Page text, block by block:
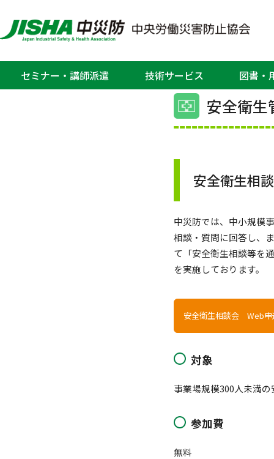
セミナー・講師派遣 技術サービス 図書・
安全衛生
安全衛生相
中災防では、中小規模
相談・質問に回答し、
て「安全衛生相談等を
を実施しております。
安全衛生相談会 Web申
対象
事業場規模300人未満
参加費
無料